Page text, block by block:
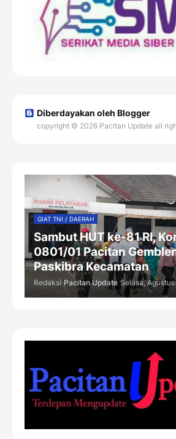
Diberdayakan oleh Blogger
copyright © 2026 Pacitan Update all
GIAT TNI / DAERAH
Sambut HUT ke-81 RI,
0801/01 Pacitan
Paskibra Kecamatan
Redaksi Pacitan Update Selasa,